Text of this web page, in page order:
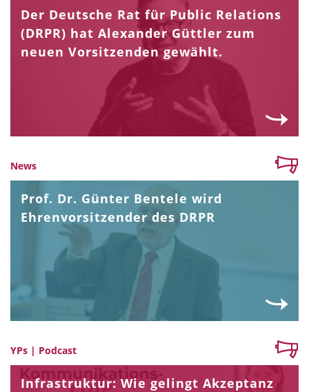
Der Deutsche Rat für Public Relations
(DRPR) hat Alexander Güttler zum
neuen Vorsitzenden gewählt.
News
Prof. Dr. Günter Bentele wird
Ehrenvorsitzender des DRPR
YPs | Podcast
Infrastruktur: Wie gelingt Akzeptanz